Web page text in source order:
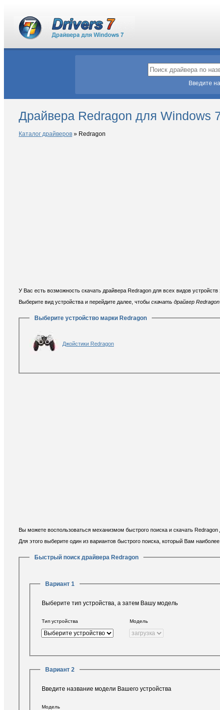
Введите
Драйвера Redragon для Windows
Каталог драйверов » Redragon
У Вас есть возможность скачать драйвера Redragon для всех видов
Выберите вид устройства и перейдите далее, чтобы скачать драйвер
Выберите устройство марки Redragon
Джойстики Redragon
Вы можете воспользоваться механизмом быстрого поиска и скачать
Для этого выберите один из вариантов быстрого поиска, который Вам
Быстрый поиск драйвера Redragon
Вариант 1
Выберите тип устройства, а затем Вашу модель
Тип устройства Модель
Вариант 2
Введите название модели Вашего устройства
Модель